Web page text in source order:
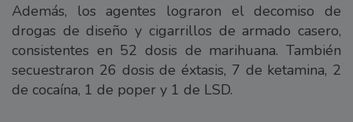
Además, los agentes lograron el decomiso de
drogas de diseño y cigarrillos de armado casero,
consistentes en 52 dosis de marihuana. También
secuestraron 26 dosis de éxtasis, 7 de ketamina, 2
de cocaína, 1 de poper y 1 de LSD.